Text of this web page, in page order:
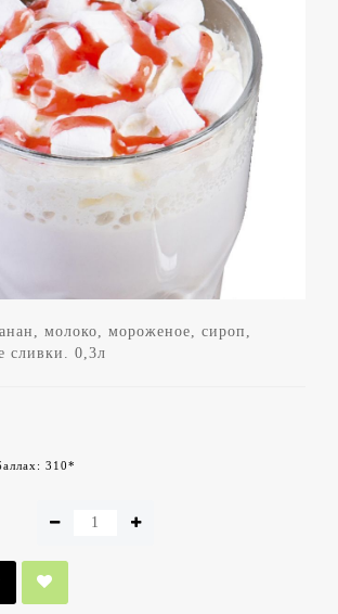
молоко, мороженое, сироп,
сливки. 0,3л
310*